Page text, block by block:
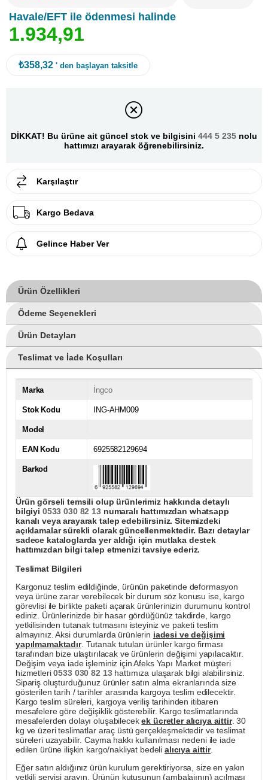
Havale/EFT ile ödenmesi halinde
1.934,91
₺358,32 ' den başlayan taksitle
DİKKAT! Bu ürüne ait güncel stok ve bilgisini 444 5 235 nolu
hattımızı arayarak öğrenebilirsiniz.
Karşılaştır
Kargo Bedava
Gelince Haber Ver
Ürün Özellikleri
Ödeme Seçenekleri
Ürün Detayları
Teslimat ve İade Koşulları
Marka İngco
Stok Kodu ING-AHM009
Model
EAN Kodu 6925582129694
Barkod
Ürün görseli temsili olup ürünlerimiz hakkında detaylı
bilgiyi 0533 030 82 13numaralı hattımızdan whatsapp
kanalı veya arayarak talep edebilirsiniz. Sitemizdeki
açıklamalar sürekli olarak güncellenmektedir. Bazı detaylar
sadece kataloglarda yer aldığı için mutlaka destek
hattımızdan bilgi talep etmenizi tavsiye ederiz.
Teslimat Bilgileri
Kargonuz teslim edildiğinde, ürünün paketinde deformasyon
veya ürüne zarar verebilecek bir durum söz konusu ise, kargo
görevlisi ile birlikte paketi açarak ürünlerinizin durumunu kontrol
ediniz. Ürünlerinizde bir hasar gördüğünüz takdirde, kargo
yetkilisinden tutanak tutmasını isteyiniz ve paketi teslim
almayınız. Aksi durumlarda ürünlerin iadesi ve değişimi
yapılmamaktadır. Tutanak tutulan ürünler kargo firması
tarafından bize ulaştırılacak ve ürünlerin değişimi yapılacaktır.
Değişim veya iade işleminiz için Afeks Yapı Market müşteri
hizmetleri0533 030 82 13hattımıza ulaşarak bilgi alabilirsiniz.
Sipariş oluşturduğunuz ürünler satın alma ekranlarında size
gösterilen tarih / tarihler arasında kargoya teslim edilecektir.
Kargo teslim süreleri, kargoya veriliş tarihinden itibaren
mesafelere göre değişiklik gösterebilir. Kargo teslimatlarında
mesafelerden dolayı oluşabilecekek ücretler alıcıya aittir. 30
kg ve üzeri teslimatlar araç üstü gerçekleşmektedir ve teslimat
süreleri uzayabilir. Cayma hakkı kullanılması nedeni ile iade
edilen ürüne ilişkin kargo/nakliyat bedeli alıcıya aittir.
Eğer satın aldığınız ürün kurulum gerektiriyorsa, size en yakın
yetkili servisi arayın. Ürünün kutusunun (ambalajının) açılması